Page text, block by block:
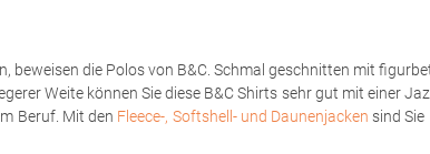
beweisen die Polos von B&C. Schmal geschnitten mit
Weite können Sie diese B&C Shirts sehr gut mit einer
Beruf. Mit den Fleece-, Softshell- und Daunenjacken sind